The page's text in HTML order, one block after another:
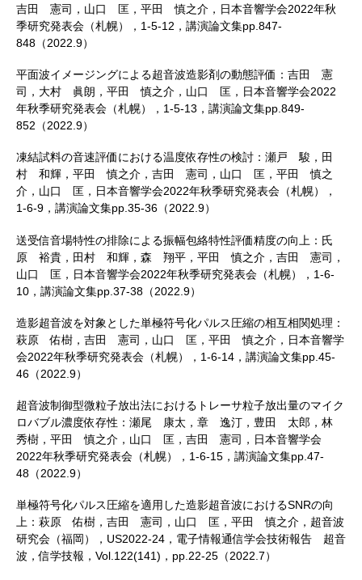
吉田 憲司，山口 匡，平田 慎之介，日本音響学会2022年秋
季研究発表会（札幌），1-5-12，講演論文集pp.847-
848（2022.9）
平面波イメージングによる超音波造影剤の動態評価：吉田 憲
司，大村 眞朗，平田 慎之介，山口 匡，日本音響学会2022
年秋季研究発表会（札幌），1-5-13，講演論文集pp.849-
852（2022.9）
凍結試料の音速評価における温度依存性の検討：瀬戸 駿，田
村 和輝，平田 慎之介，吉田 憲司，山口 匡，平田 慎之
介，山口 匡，日本音響学会2022年秋季研究発表会（札幌），
1-6-9，講演論文集pp.35-36（2022.9）
送受信音場特性の排除による振幅包絡特性評価精度の向上：氏
原 裕貴，田村 和輝，森 翔平，平田 慎之介，吉田 憲司，
山口 匡，日本音響学会2022年秋季研究発表会（札幌），1-6-
10，講演論文集pp.37-38（2022.9）
造影超音波を対象とした単極符号化パルス圧縮の相互相関処理：
萩原 佑樹，吉田 憲司，山口 匡，平田 慎之介，日本音響学
会2022年秋季研究発表会（札幌），1-6-14，講演論文集pp.45-
46（2022.9）
超音波制御型微粒子放出法におけるトレーサ粒子放出量のマイク
ロバブル濃度依存性：瀬尾 康太，章 逸汀，豊田 太郎，林
秀樹，平田 慎之介，山口 匡，吉田 憲司，日本音響学会
2022年秋季研究発表会（札幌），1-6-15，講演論文集pp.47-
48（2022.9）
単極符号化パルス圧縮を適用した造影超音波におけるSNRの向
上：萩原 佑樹，吉田 憲司，山口 匡，平田 慎之介，超音波
研究会（福岡），US2022-24，電子情報通信学会技術報告 超音
波，信学技報，Vol.122(141)，pp.22-25（2022.7）